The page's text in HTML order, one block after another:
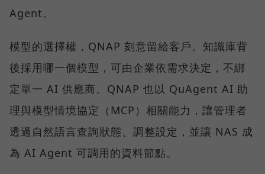
Agent。
模型的選擇權，QNAP 刻意留給客戶。知識庫背
後採用哪一個模型，可由企業依需求決定，不綁
定單一 AI 供應商。QNAP 也以 QuAgent AI 助
理與模型情境協定（MCP）相關能力，讓管理者
透過自然語言查詢狀態、調整設定，並讓 NAS 成
為 AI Agent 可調用的資料節點。